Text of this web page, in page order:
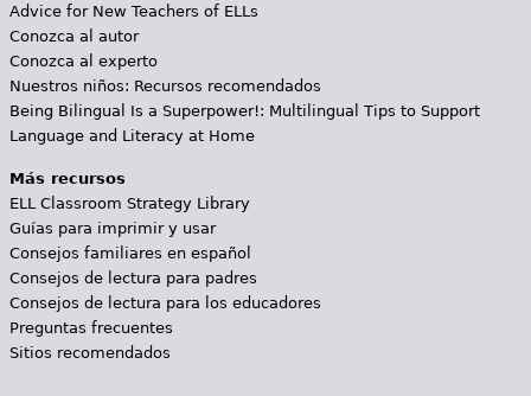
Advice for New Teachers of ELLs
Conozca al autor
Conozca al experto
Nuestros niños: Recursos recomendados
Being Bilingual Is a Superpower!: Multilingual Tips to Support
Language and Literacy at Home
Más recursos
ELL Classroom Strategy Library
Guías para imprimir y usar
Consejos familiares en español
Consejos de lectura para padres
Consejos de lectura para los educadores
Preguntas frecuentes
Sitios recomendados